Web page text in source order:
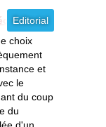
Editorial[11/2012]
choix
et
le
du coup
du